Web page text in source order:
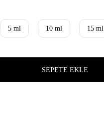
5 ml 10 ml 15 ml
SEPETE EKLE